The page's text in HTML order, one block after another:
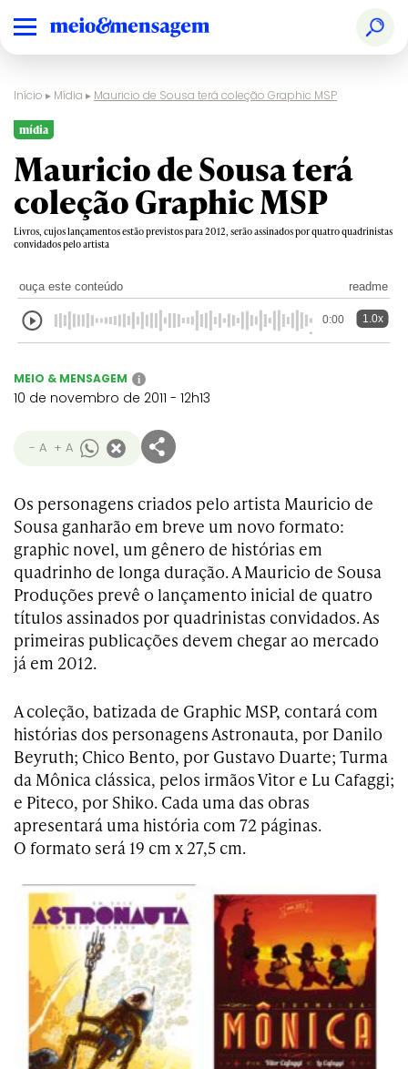
Início ▸ Mídia ▸ Mauricio de Sousa terá coleção Graphic MSP
mídia
Mauricio de Sousa terá
coleção Graphic MSP
Livros, cujos lançamentos estão previstos para 2012, serão assinados por quatro quadrinistas
convidados pelo artista
ouça este conteúdo readme
0:00 1.0x
MEIO & MENSAGEM i
10 de novembro de 2011 - 12h13
- A + A
Os personagens criados pelo artista Mauricio de
Sousa ganharão em breve um novo formato:
graphic novel, um gênero de histórias em
quadrinho de longa duração. A Mauricio de Sousa
Produções prevê o lançamento inicial de quatro
títulos assinados por quadrinistas convidados. As
primeiras publicações devem chegar ao mercado
já em 2012.
A coleção, batizada de Graphic MSP, contará com
histórias dos personagens Astronauta, por Danilo
Beyruth; Chico Bento, por Gustavo Duarte; Turma
da Mônica clássica, pelos irmãos Vitor e Lu Cafaggi;
e Piteco, por Shiko. Cada uma das obras
apresentará uma história com 72 páginas.
O formato será 19 cm x 27,5 cm.